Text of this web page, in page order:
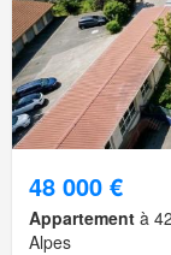
48 000 €
Appartement à
Alpes